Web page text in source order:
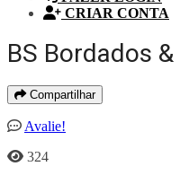
CRIAR CONTA
BS Bordados
Compartilhar
Avalie!
324